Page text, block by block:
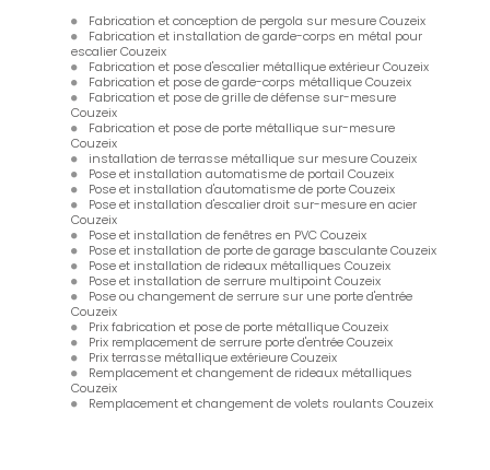
Fabrication et conception de pergola sur mesure Couzeix
Fabrication et installation de garde-corps en métal pour
escalier Couzeix
Fabrication et pose d'escalier métallique extérieur Couzeix
Fabrication et pose de garde-corps métallique Couzeix
Fabrication et pose de grille de défense sur-mesure
Couzeix
Fabrication et pose de porte métallique sur-mesure
Couzeix
installation de terrasse métallique sur mesure Couzeix
Pose et installation automatisme de portail Couzeix
Pose et installation d'automatisme de porte Couzeix
Pose et installation d'escalier droit sur-mesure en acier
Couzeix
Pose et installation de fenêtres en PVC Couzeix
Pose et installation de porte de garage basculante Couzeix
Pose et installation de rideaux métalliques Couzeix
Pose et installation de serrure multipoint Couzeix
Pose ou changement de serrure sur une porte d'entrée
Couzeix
Prix fabrication et pose de porte métallique Couzeix
Prix remplacement de serrure porte d'entrée Couzeix
Prix terrasse métallique extérieure Couzeix
Remplacement et changement de rideaux métalliques
Couzeix
Remplacement et changement de volets roulants Couzeix